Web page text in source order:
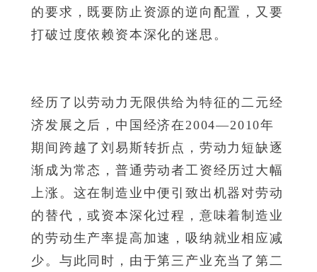
的要求，既要防止资源的逆向配置，又要
打破过度依赖资本深化的迷思。
经历了以劳动力无限供给为特征的二元经
济发展之后，中国经济在2004—2010年
期间跨越了刘易斯转折点，劳动力短缺逐
渐成为常态，普通劳动者工资经历过大幅
上涨。这在制造业中便引致出机器对劳动
的替代，或资本深化过程，意味着制造业
的劳动生产率提高加速，吸纳就业相应减
少。与此同时，由于第三产业充当了第二